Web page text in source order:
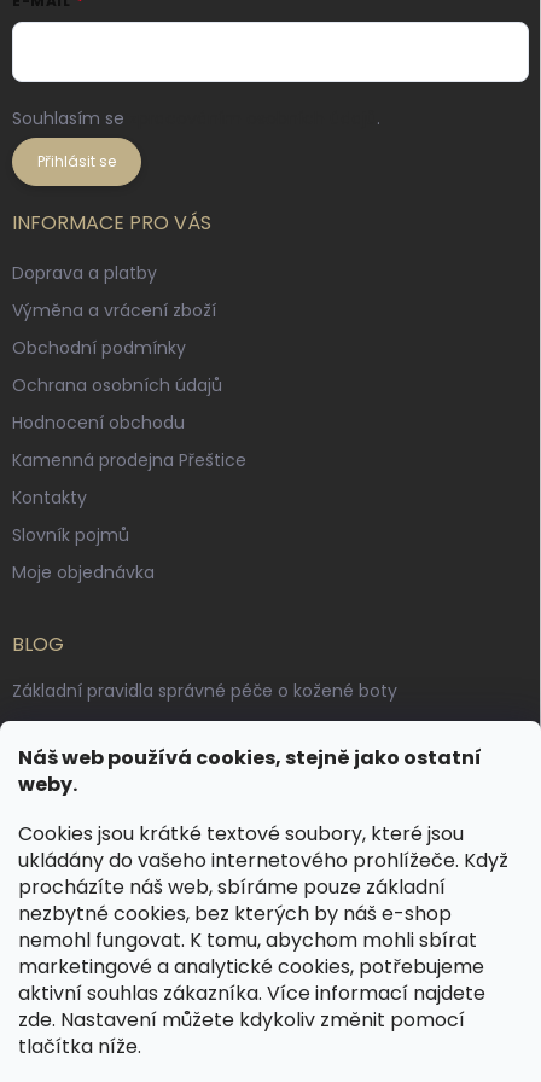
Náš web používá cookies, stejně jako ostatní
weby.
Cookies jsou krátké textové soubory, které jsou
ukládány do vašeho internetového prohlížeče. Když
procházíte náš web, sbíráme pouze základní
nezbytné cookies, bez kterých by náš e-shop
nemohl fungovat. K tomu, abychom mohli sbírat
marketingové a analytické cookies, potřebujeme
aktivní souhlas zákazníka. Více informací najdete
zde. Nastavení můžete kdykoliv změnit pomocí
tlačítka níže.
Souhlasím se .
Přihlásit se
INFORMACE PRO VÁS
Doprava a platby
Výměna a vrácení zboží
Obchodní podmínky
Ochrana osobních údajů
Hodnocení obchodu
Kamenná prodejna Přeštice
Kontakty
Slovník pojmů
Moje objednávka
BLOG
Základní pravidla správné péče o kožené boty
Výroba českých kožených opasků: vůně pravé kůže, dotek
řemesla
KONTAKT
dotazy@spongr.cz
+420 776 663 962
https://www.facebook.com/spongr.cz
spongr.cz